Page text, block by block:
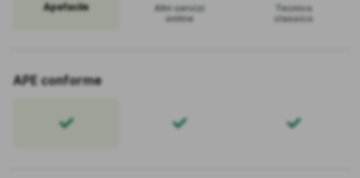
Apefacile
Altri servizi
online
Tecnico
classico
APE conforme